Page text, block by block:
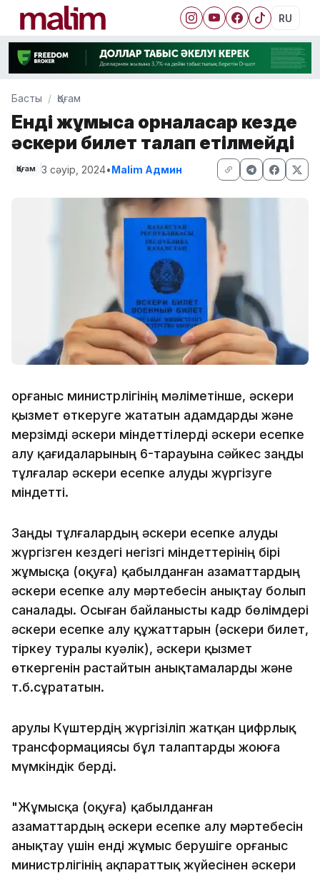
RU
Басты Қоғам
Енді жұмысқа орналасар кезде
әскери билет талап етілмейді
Қоғам 3 сәуір, 2024•Malim Админ
Қорғаныс министрлігінің мәліметінше, әскери
қызмет өткеруге жататын адамдарды және
мерзімді әскери міндеттілерді әскери есепке
алу қағидаларының 6-тарауына сәйкес заңды
тұлғалар әскери есепке алуды жүргізуге
міндетті.
Заңды тұлғалардың әскери есепке алуды
жүргізген кездегі негізгі міндеттерінің бірі
жұмысқа (оқуға) қабылданған азаматтардың
әскери есепке алу мәртебесін анықтау болып
саналады. Осыған байланысты кадр бөлімдері
әскери есепке алу құжаттарын (әскери билет,
тіркеу туралы куәлік), әскери қызмет
өткергенін растайтын анықтамаларды және
т.б.сұрататын.
Қарулы Күштердің жүргізіліп жатқан цифрлық
трансформациясы бұл талаптарды жоюға
мүмкіндік берді.
"Жұмысқа (оқуға) қабылданған
азаматтардың әскери есепке алу мәртебесін
анықтау үшін енді жұмыс берушіге Қорғаныс
министрлігінің ақпараттық жүйесінен әскери